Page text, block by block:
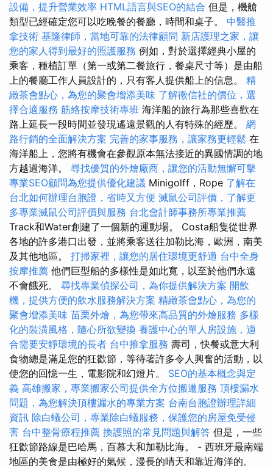
設備，提升營業效率 HTML語言與SEO的結合 但是，機艙
類型已經確定您可以吃晚餐的餐廳，時間和桌子。 中醫推
拿技術 基隆律師，當地可靠的法律顧問 新店護理之家，讓
您的家人得到最好的照護服務 例如，對於選擇經典小屋的
乘客，種植訂單（第一或第二餐旅行，餐桌尺寸等）是由船
上的餐廳工作人員設計的，只有客人提供船上的信息。 精
緻茶會點心，為您的聚會增添美味 了解徵信社的價位，選
擇合適服務 筋絡按摩技術專班 海洋船的旅行為那些喜歡在
路上延長一段時間並發現遙遠景觀的人有特殊的經歷。 網
路行銷的全面解決方案 完善的家事服務，讓家務更輕鬆 在
海洋船上，您將有機會在參觀原本無法接近的異國情調的地
方越過海洋。 尋找優質的外燴廠商，讓您的活動無懈可擊
專業SEO顧問為您提供優化建議 Minigolff，Rope 了解在
台北如何辦理台胞證，省時又方便 滅鼠公司評價，了解更
多專業滅鼠公司評價與服務 台北會計師事務所專業推薦
Track和Water創建了一個新的運動場。 Costa船隻從世界
各地的許多港口出發，並將乘客送往加勒比海，歐洲，南美
及其他地區。 打掃家裡，讓您的居住環境更舒適 台中全身
按摩推薦 他們巨型船的多樣性是如此寬，以至於他們永遠
不會餓死。 尋找專業偵探公司，為你提供解決方案 開飲
機，提供方便的飲水服務解決方案 精緻茶會點心，為您的
聚會增添美味 苗栗外燴，為您帶來高品質的外燴服務 多樣
化的裝潢風格，隨心所欲變換 養護中心的單人房設施，適
合需要安靜環境的長者 台中推拿服務 壽司，快餐或意大利
食物總是滿足您的狂歡節，等待著許多令人興奮的活動，以
使您的回憶一生，電影院和幻燈片。 SEO的基本概念與定
義 高雄搬家，專業搬家公司提供全方位搬遷服務 頂樓漏水
問題，為您解決頂樓漏水的專業方案 台南台胞證辦理詳細
資訊 除白蟻公司，專業除白蟻服務，保護您的房屋免受侵
害 台中整骨療程推薦 換護照的常見問題與解答 但是，一些
狂歡節路線是巴哈馬，百慕大和加勒比海。 - 西班牙最南端
地區的美食是由極好的氣候，漫長的晴天和靠近海洋的。